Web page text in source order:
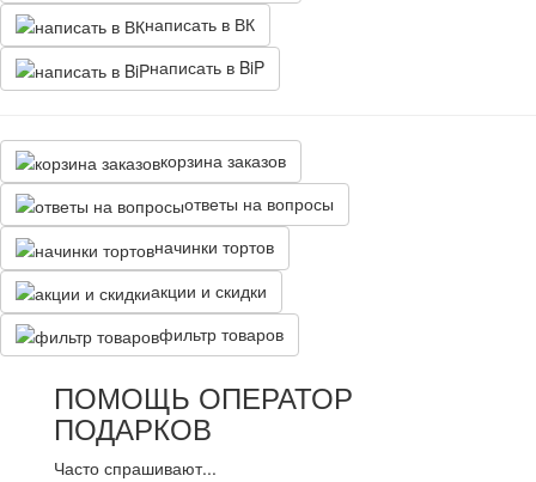
написать в ВК
написать в BiP
корзина заказов
ответы на вопросы
начинки тортов
акции и скидки
фильтр товаров
ПОМОЩЬ ОПЕРАТОР
ПОДАРКОВ
Часто спрашивают...